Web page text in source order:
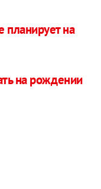
на
на рождении